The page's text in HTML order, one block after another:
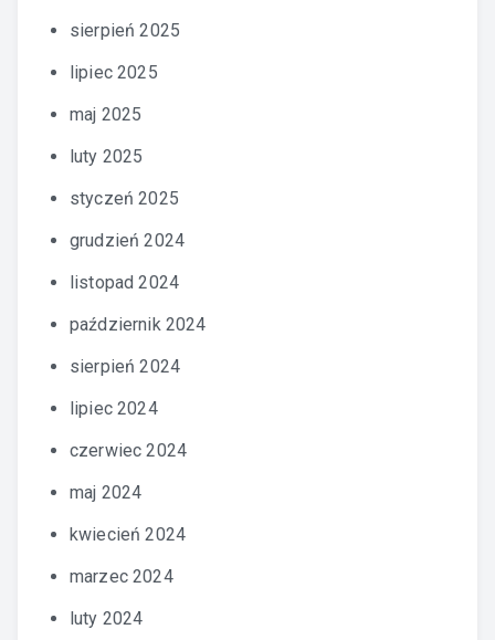
sierpień 2025
lipiec 2025
maj 2025
luty 2025
styczeń 2025
grudzień 2024
listopad 2024
październik 2024
sierpień 2024
lipiec 2024
czerwiec 2024
maj 2024
kwiecień 2024
marzec 2024
luty 2024